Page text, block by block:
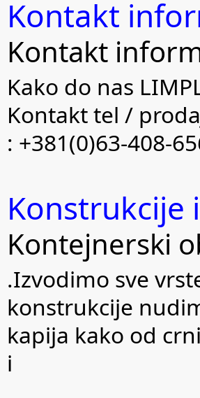
Kontakt
Kontakt
Kako do nas
Kontakt tel /
: +381(0)63-408-
Konstrukcije
Kontejnerski
.Izvodimo sve
konstrukcije
kapija kako od
i